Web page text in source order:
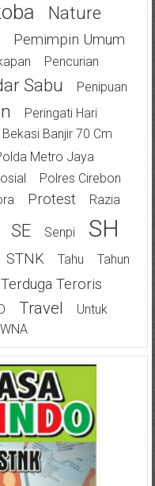
Nature
Pemimpin Umum
Pencurian
Sabu
Penipuan
Peringati Hari
Banjir 70 Cm
Metro Jaya
Polres Cirebon
Protest Razia
SE Senpi SH
STNK Tahu
Tahun
Terduga Teroris
Travel
Untuk
WNA